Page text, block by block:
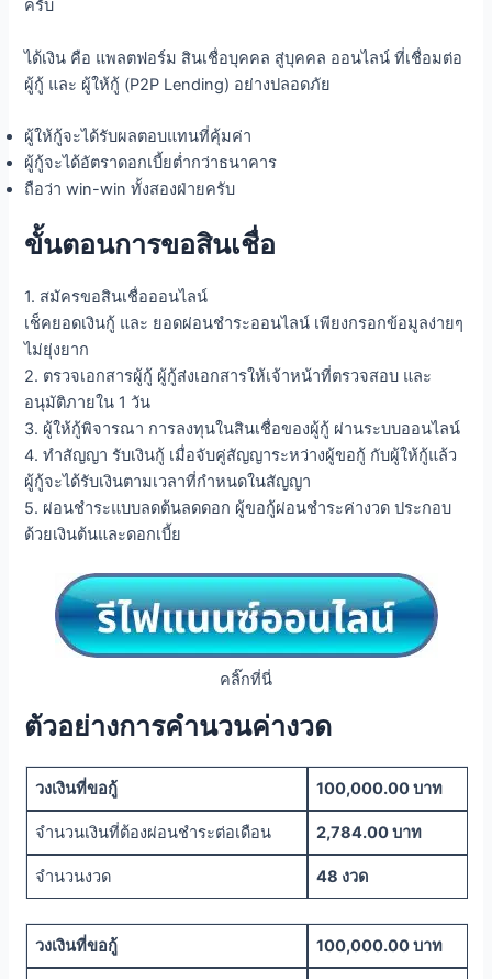
ครับ
ได้เงิน คือ แพลตฟอร์ม สินเชื่อบุคคล สู่บุคคล ออนไลน์ ที่เชื่อมต่อ
ผู้กู้ และ ผู้ให้กู้ (P2P Lending) อย่างปลอดภัย
ผู้ให้กู้จะได้รับผลตอบแทนที่คุ้มค่า
ผู้กู้จะได้อัตราดอกเบี้ยต่ำกว่าธนาคาร
ถือว่า win-win ทั้งสองฝ่ายครับ
ขั้นตอนการขอสินเชื่อ
1. สมัครขอสินเชื่อออนไลน์
เช็คยอดเงินกู้ และ ยอดผ่อนชำระออนไลน์ เพียงกรอกข้อมูลง่ายๆ
ไม่ยุ่งยาก
2. ตรวจเอกสารผู้กู้ ผู้กู้ส่งเอกสารให้เจ้าหน้าที่ตรวจสอบ และ
อนุมัติภายใน 1 วัน
3. ผู้ให้กู้พิจารณา การลงทุนในสินเชื่อของผู้กู้ ผ่านระบบออนไลน์
4. ทำสัญญา รับเงินกู้ เมื่อจับคู่สัญญาระหว่างผู้ขอกู้ กับผู้ให้กู้แล้ว
ผู้กู้จะได้รับเงินตามเวลาที่กำหนดในสัญญา
5. ผ่อนชำระแบบลดต้นลดดอก ผู้ขอกู้ผ่อนชำระค่างวด ประกอบ
ด้วยเงินต้นและดอกเบี้ย
คลิ๊กที่นี่
ตัวอย่างการคำนวนค่างวด
วงเงินที่ขอกู้ 100,000.00 บาท
จำนวนเงินที่ต้องผ่อนชำระต่อเดือน 2,784.00 บาท
จำนวนงวด 48 งวด
วงเงินที่ขอกู้ 100,000.00 บาท